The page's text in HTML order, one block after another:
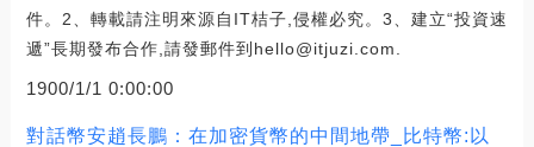
件。2、轉載請注明來源自IT桔子,侵權必究。3、建立“投資速
遞”長期發布合作,請發郵件到hello@itjuzi.com.
1900/1/1 0:00:00
對話幣安趙長鵬：在加密貨幣的中間地帶_比特幣:以